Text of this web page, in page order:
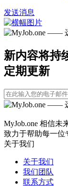
发送消息
新内容将持
定期更新
MyJob.one 相信
致力于帮助每一位
关于我们
关于我们
我们团队
联系方式